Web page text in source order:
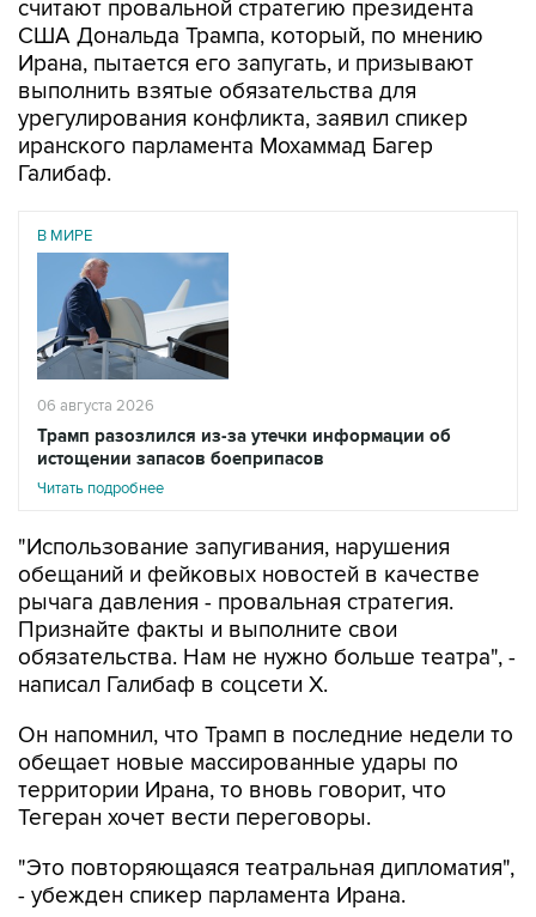
считают провальной стратегию президента
США Дональда Трампа, который, по мнению
Ирана, пытается его запугать, и призывают
выполнить взятые обязательства для
урегулирования конфликта, заявил спикер
иранского парламента Мохаммад Багер
Галибаф.
В МИРЕ
06 августа 2026
Трамп разозлился из-за утечки информации об
истощении запасов боеприпасов
Читать подробнее
"Использование запугивания, нарушения
обещаний и фейковых новостей в качестве
рычага давления - провальная стратегия.
Признайте факты и выполните свои
обязательства. Нам не нужно больше театра", -
написал Галибаф в соцсети X.
Он напомнил, что Трамп в последние недели то
обещает новые массированные удары по
территории Ирана, то вновь говорит, что
Тегеран хочет вести переговоры.
"Это повторяющаяся театральная дипломатия",
- убежден спикер парламента Ирана.